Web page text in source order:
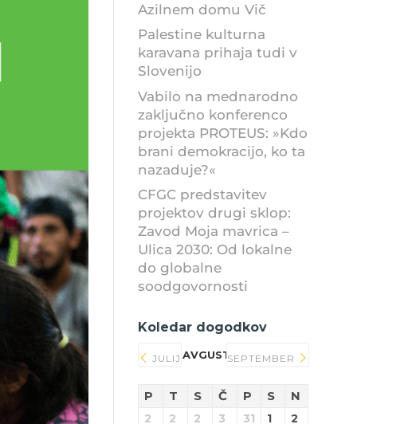
Azilnem domu Vič
Palestine kulturna
karavana prihaja tudi v
Slovenijo
Vabilo na mednarodno
zaključno konferenco
projekta PROTEUS: »Kdo
brani demokracijo, ko ta
nazaduje?«
CFGC predstavitev
projektov drugi sklop:
Zavod Moja mavrica –
Ulica 2030: Od lokalne
do globalne
soodgovornosti
Koledar dogodkov
JULIJ AVGUST 2026
SEPTEMBER
P T S Č P S N
2
2
2
3
31 1 2